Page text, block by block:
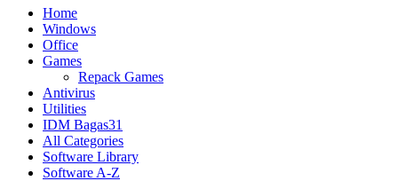
Home
Windows
Office
Games
Repack Games
Antivirus
Utilities
IDM Bagas31
All Categories
Software Library
Software A-Z